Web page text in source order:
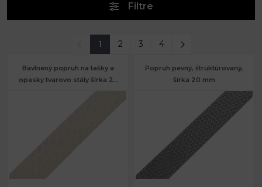
Filtre
1 2 3 4
Bavlnený popruh na tašky a
opasky tvarovo stály šírka 25
Popruh pevný, štruktúrovaný,
šírka 20 mm